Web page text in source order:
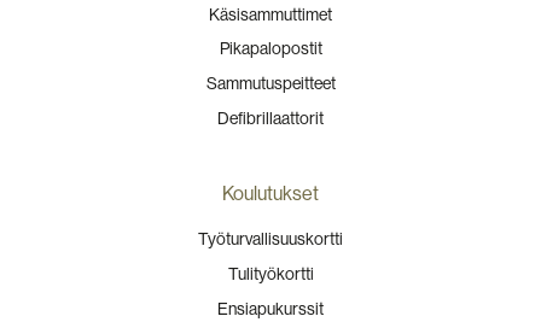
Käsisammuttimet
Pikapalopostit
Sammutuspeitteet
Defibrillaattorit
Koulutukset
Työturvallisuuskortti
Tulityökortti
Ensiapukurssit